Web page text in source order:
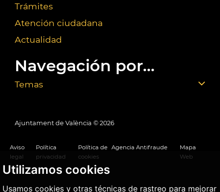
Utilizamos cookies
Usamos cookies y otras técnicas de rastreo para mejorar
Trámites
Atención ciudadana
Actualidad
Navegación por...
Temas
Ajuntament de València © 2026
Aviso
legal
Política
privacidad
Política de
cookies
Agencia Antifraude
Mapa
Web